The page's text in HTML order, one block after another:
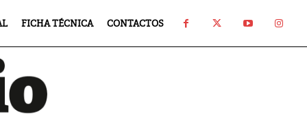
FICHA TÉCNICA CONTACTOS